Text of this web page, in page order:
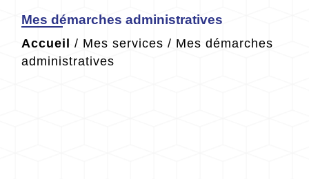
Mes démarches administratives
Accueil / Mes services / Mes démarches
administratives